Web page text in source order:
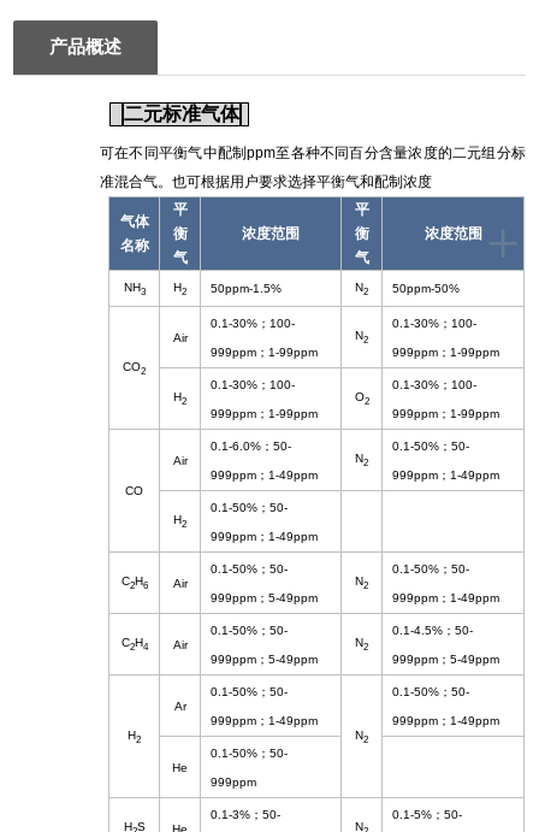
产品概述
二元标准气体
可在不同平衡气中配制ppm至各种不同百分含量浓度的二元组分标
准混合气。也可根据用户要求选择平衡气和配制浓度
+
气体
名称
平
衡
气
浓度范围
平
衡
气
浓度范围
NH3 H2 50ppm-1.5% N2 50ppm-50%
CO2
Air
0.1-30%； 100-
999ppm； 1-99ppm
N2
0.1-30%； 100-
999ppm； 1-99ppm
H2
0.1-30%； 100-
999ppm； 1-99ppm
O2
0.1-30%； 100-
999ppm； 1-99ppm
CO
Air
0.1-6.0%； 50-
999ppm； 1-49ppm
N2
0.1-50%； 50-
999ppm； 1-49ppm
H2
0.1-50%； 50-
999ppm； 1-49ppm
C2H6 Air
0.1-50%； 50-
999ppm； 5-49ppm
N2
0.1-50%； 50-
999ppm； 1-49ppm
C2H4 Air
0.1-50%； 50-
999ppm； 5-49ppm
N2
0.1-4.5%； 50-
999ppm； 5-49ppm
H2
Ar
0.1-50%； 50-
999ppm； 1-49ppm
N2
0.1-50%； 50-
999ppm； 1-49ppm
He
0.1-50%； 50-
999ppm
H S He
0.1-3%； 50-
N
0.1-5%； 50-